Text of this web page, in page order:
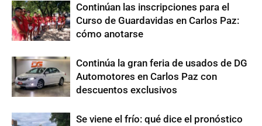
Continúan las inscripciones para el
Curso de Guardavidas en Carlos Paz:
cómo anotarse
Continúa la gran feria de usados de DG
Automotores en Carlos Paz con
descuentos exclusivos
Se viene el frío: qué dice el pronóstico